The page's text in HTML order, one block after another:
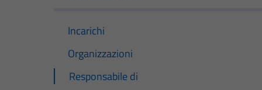
Incarichi
Organizzazioni
Responsabile di